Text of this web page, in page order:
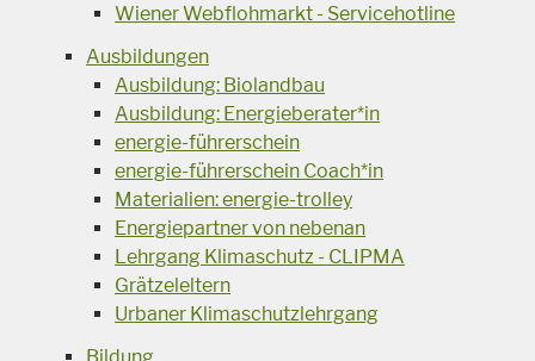
Wiener Webflohmarkt - Servicehotline
Ausbildungen
Ausbildung: Biolandbau
Ausbildung: Energieberater*in
energie-führerschein
energie-führerschein Coach*in
Materialien: energie-trolley
Energiepartner von nebenan
Lehrgang Klimaschutz - CLIPMA
Grätzeleltern
Urbaner Klimaschutzlehrgang
Bildung